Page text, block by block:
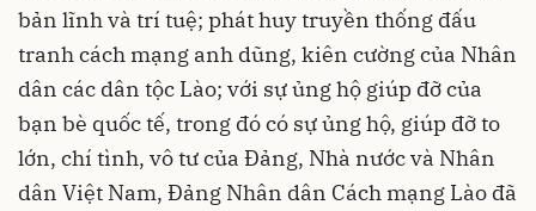
bản lĩnh và trí tuệ; phát huy truyền thống đấu
tranh cách mạng anh dũng, kiên cường của Nhân
dân các dân tộc Lào; với sự ủng hộ giúp đỡ của
bạn bè quốc tế, trong đó có sự ủng hộ, giúp đỡ to
lớn, chí tình, vô tư của Đảng, Nhà nước và Nhân
dân Việt Nam, Đảng Nhân dân Cách mạng Lào đã